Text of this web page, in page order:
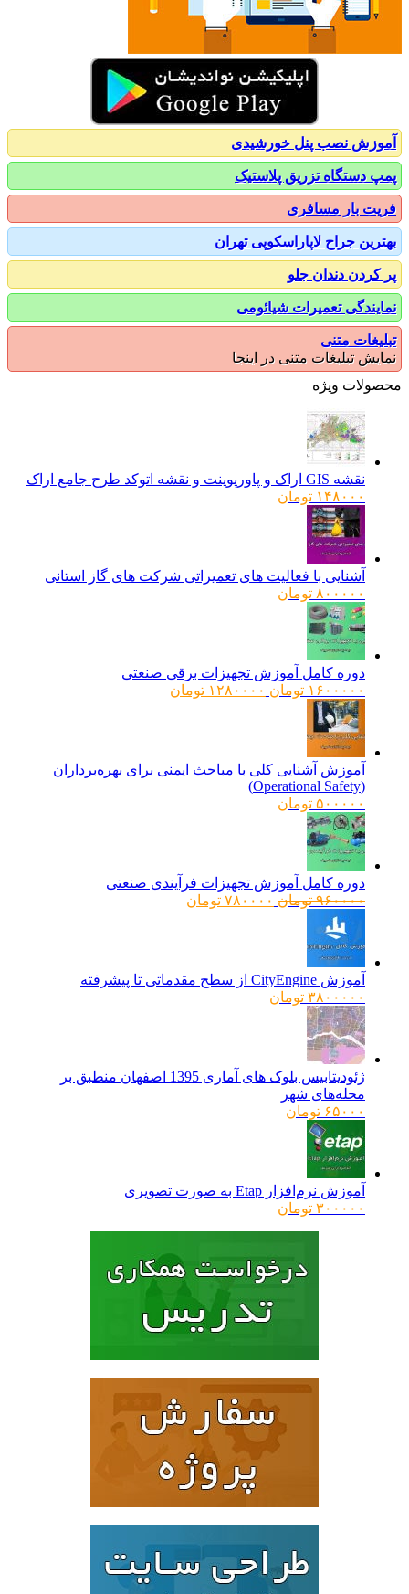
نصب پنل خورشیدی
دستگاه تزریق پلاستیک
بار مسافری
جراح لاپاراسکوپی تهران
دندان جلو
تعمیرات شیائومی
متنی
تبلیغات متنی در اینجا
ویژه
نقشه GIS اراک و پاورپوینت و نقشه اتوکد طرح جامع اراک
۱۴۸۰۰۰ تومان
آشنایی با فعالیت های تعمیراتی شرکت های گاز استانی
۸۰۰۰۰۰ تومان
دوره کامل آموزش تجهیزات برقی صنعتی
۱۶۰۰۰۰۰ تومانقیمت
۱۲۸۰۰۰۰ تومانقیمت
آموزش آشنایی کلی با مباحث ایمنی برای بهره‌برداران
۵۰۰۰۰۰ تومان
دوره کامل آموزش تجهیزات فرآیندی صنعتی
۹۶۰۰۰۰ تومانقیمت
۷۸۰۰۰۰ تومانقیمت
آموزش CityEngine از سطح مقدماتی تا پیشرفته
۳۸۰۰۰۰۰ تومان
ژئودیتابیس بلوک های آماری 1395 اصفهان منطبق بر
محله‌های شهر
۶۵۰۰۰ تومان
آموزش نرم‌افزار Etap به صورت تصویری
۳۰۰۰۰۰ تومان